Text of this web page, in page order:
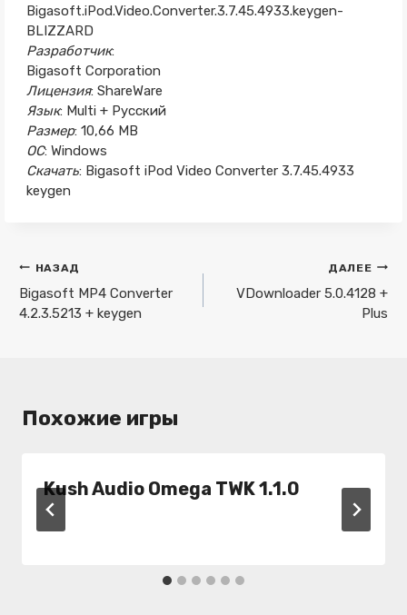
Bigasoft.iPod.Video.Converter.3.7.45.4933.keygen-
BLIZZARD
Разработчик:
Bigasoft Corporation
Лицензия: ShareWare
Язык: Multi + Русский
Размер: 10,66 MB
ОС: Windows
Скачать: Bigasoft iPod Video Converter 3.7.45.4933
keygen
Навигация
по
записям
НАЗАД
Bigasoft MP4 Converter
4.2.3.5213 + keygen
ДАЛЕЕ
VDownloader 5.0.4128 +
Plus
Похожие игры
Kush Audio Omega TWK 1.1.0